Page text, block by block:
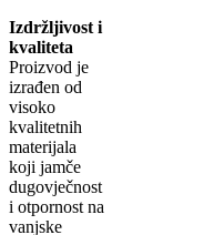
Izdržljivost i
kvaliteta
Proizvod je
izrađen od
visoko
kvalitetnih
materijala
koji jamče
dugovječnost
i otpornost na
vanjske